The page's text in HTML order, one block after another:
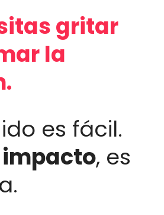
gritar
la
es fácil.
impacto, es